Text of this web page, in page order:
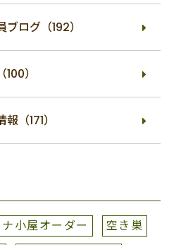
ブログ（192）
）
（171）
小屋オーダー
空き巣